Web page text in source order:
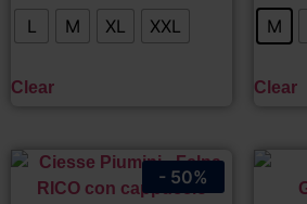
L M XL XXL
Clear
M
Clear
- 50%